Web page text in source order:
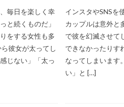
毎日を楽しく幸
と続くものだ」
をする女性も多
彼女が太ってし
じない」「太っ
インスタやSNSを
カップルは意外と
で彼を幻滅させて
できなかったりす
なってしまいます
い」と […]